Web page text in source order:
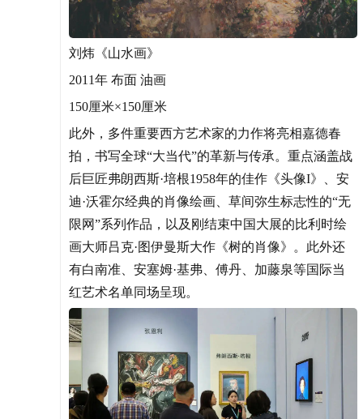
刘炜《山水画》
2011年 布面 油画
150厘米×150厘米
此外，多件重要西方艺术家的力作将亮相嘉德春
拍，书写全球“大当代”的革新与传承。重点涵盖战
后巨匠弗朗西斯·培根1958年的佳作《头像I》、安
迪·沃霍尔经典的肖像绘画、草间弥生标志性的“无
限网”系列作品，以及刚结束中国大展的比利时绘
画大师吕克·图伊曼斯大作《树的肖像》。此外还
有白南准、安塞姆·基弗、傅丹、加藤泉等国际当
红艺术名单同场呈现。